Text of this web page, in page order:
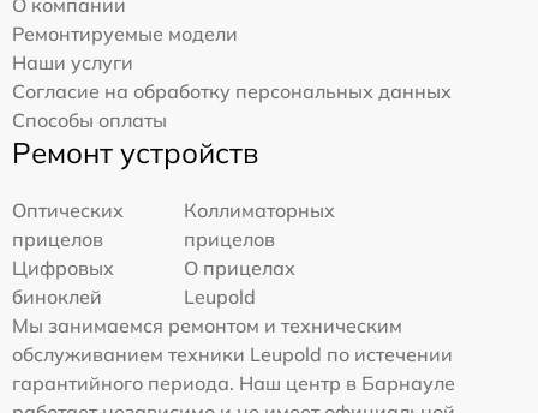
О компании
Ремонтируемые модели
Наши услуги
Согласие на обработку персональных данных
Способы оплаты
Ремонт устройств
Оптических
прицелов
Коллиматорных
прицелов
Цифровых
биноклей
О прицелах
Leupold
Мы занимаемся ремонтом и техническим
обслуживанием техники Leupold по истечении
гарантийного периода. Наш центр в Барнауле